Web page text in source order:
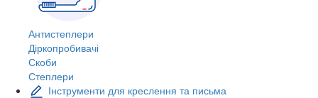
Антистеплери
Діркопробивачі
Скоби
Степлери
Інструменти для креслення та письма